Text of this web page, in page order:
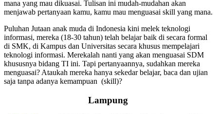
mana yang mau dikuasai. Tulisan ini mudah-mudahan akan
menjawab pertanyaan kamu, kamu mau menguasai skill yang mana.
Puluhan Jutaan anak muda di Indonesia kini melek teknologi
informasi, mereka (18-30 tahun) telah belajar baik di secara formal
di SMK, di Kampus dan Universitas secara khusus mempelajari
teknologi informasi. Merekalah nanti yang akan menguasai SDM
khususnya bidang TI ini. Tapi pertanyaannya, sudahkan mereka
menguasai? Ataukah mereka hanya sekedar belajar, baca dan ujian
saja tanpa adanya kemampuan (skill)?
Lampung